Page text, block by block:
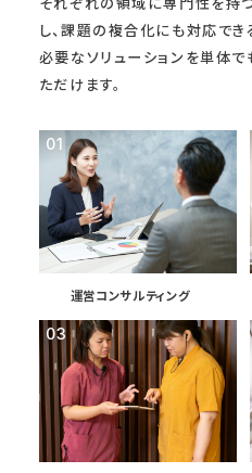
し、課題の複合化にも対応でき
必要なソリューションを単体
ただけます。
運営コンサルティング